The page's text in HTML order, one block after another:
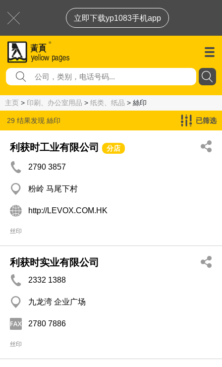
立即下载yp1083手机app
主页 > 印刷、办公室用品 > 纸类、纸品 > 絲印
29 结果发现 絲印 已筛选
利获时工业有限公司 分店
2790 3857
粉岭 马尾下村
http://LEVOX.COM.HK
丝印
利获时实业有限公司
2332 1388
九龙湾 企业广场
2780 7886
丝印